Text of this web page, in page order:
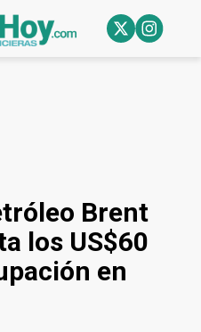
Brent
los US$60
en